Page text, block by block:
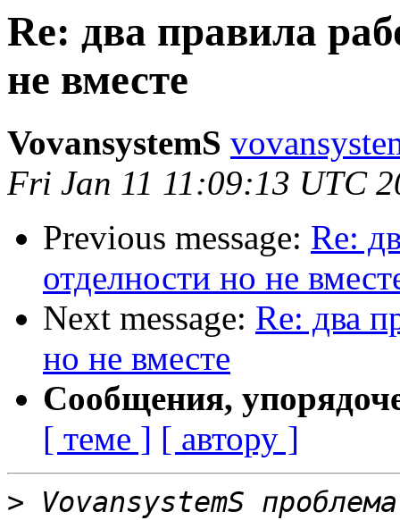
Re: два правила
не вместе
VovansystemS
Fri Jan 11 11:09:13 UTC
Previous message: Re:
отделности но не
Next message: Re: два
но не вместе
Сообщения,
[ теме ] [ автору ]
> VovansystemS